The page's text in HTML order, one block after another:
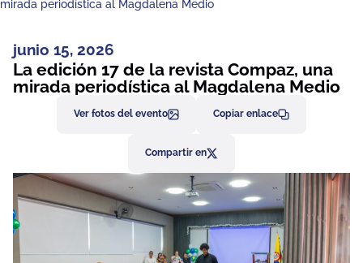
mirada periodística al Magdalena Medio
junio 15, 2026
La edición 17 de la revista Compaz, una
mirada periodística al Magdalena Medio
Ver fotos del evento Copiar enlace
Compartir en